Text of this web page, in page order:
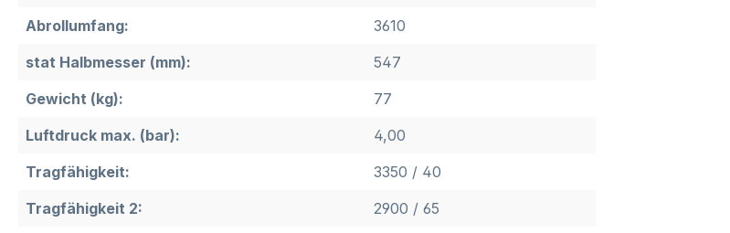
Abrollumfang:
3610
stat Halbmesser (mm):
547
Gewicht (kg):
77
Luftdruck max. (bar):
4,00
Tragfähigkeit:
3350 / 40
Tragfähigkeit 2:
2900 / 65